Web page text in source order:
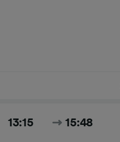
13:15 15:48